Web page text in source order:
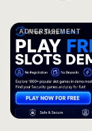
ADVERTISEMENT